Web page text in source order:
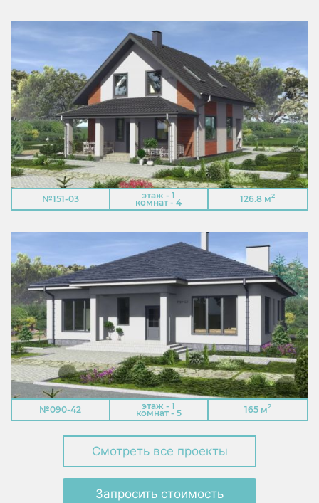
№151-03 этаж - 1
комнат - 4 126.8 м2
№090-42 этаж - 1
комнат - 5 165 м2
Смотреть все проекты
Запросить стоимость